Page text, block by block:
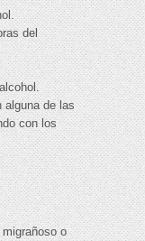
del
alguna de las
con los
o